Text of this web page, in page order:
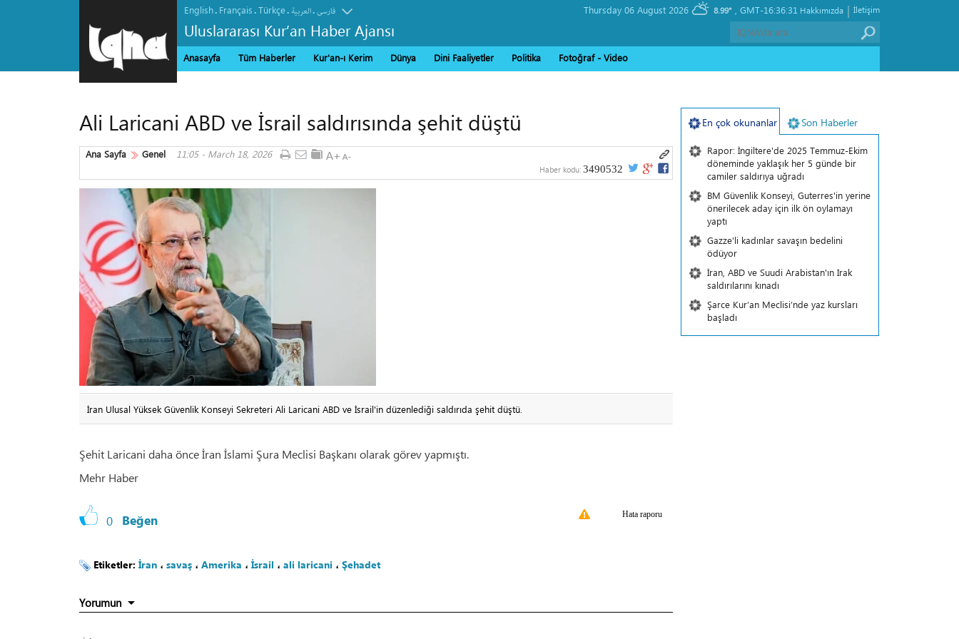
English. Français.Türkçe. العربیة.فارسی
Uluslararası Kur’an Haber Ajansı
GMT-16:36:31
8.99° İletişim
|
Hakkımızda
Anasayfa Tüm Haberler Kur'an-ı Kerim Dünya Dini Faaliyetler Politika Fotoğraf - Video
Ali Laricani ABD ve İsrail saldırısında şehit düştü
Ana Sayfa Genel 11:05 - March 18, 2026
Haber kodu: 3490532
İran Ulusal Yüksek Güvenlik Konseyi Sekreteri Ali Laricani ABD ve İsrail'in düzenlediği saldırıda şehit düştü.
Şehit Laricani daha önce İran İslami Şura Meclisi Başkanı olarak görev yapmıştı.
Mehr Haber
0 Beğen Hata raporu
Etiketler: İran ، savaş ، Amerika ، İsrail ، ali laricani ، Şehadet
Yorumun
En çok okunanlar Son Haberler
Rapor: İngiltere'de 2025 Temmuz-Ekim
döneminde yaklaşık her 5 günde bir
camiler saldırıya uğradı
BM Güvenlik Konseyi, Guterres'in yerine
önerilecek aday için ilk ön oylamayı
yaptı
Gazze'li kadınlar savaşın bedelini
ödüyor
İran, ABD ve Suudi Arabistan'ın Irak
saldırılarını kınadı
Şarce Kur’an Meclisi’nde yaz kursları
başladı